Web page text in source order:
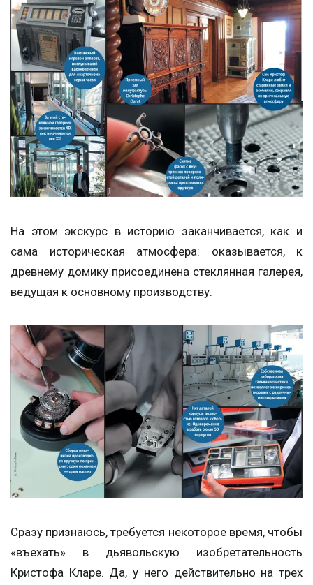
На этом экскурс в историю заканчивается, как и
сама историческая атмосфера: оказывается, к
древнему домику присоединена стеклянная галерея,
ведущая к основному производству.
Сразу признаюсь, требуется некоторое время, чтобы
«въехать» в дьявольскую изобретательность
Кристофа Кларе. Да, у него действительно на трех